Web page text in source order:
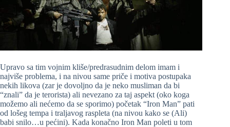
Upravo sa tim vojnim kliše/predrasudnim delom imam i
najviše problema, i na nivou same priče i motiva postupaka
nekih likova (zar je dovoljno da je neko musliman da bi
“znali” da je terorista) ali nevezano za taj aspekt (oko koga
možemo ali nećemo da se sporimo) početak “Iron Man” pati
od lošeg tempa i traljavog raspleta (na nivou kako se (Ali)
babi snilo…u pećini). Kada konačno Iron Man poleti u tom